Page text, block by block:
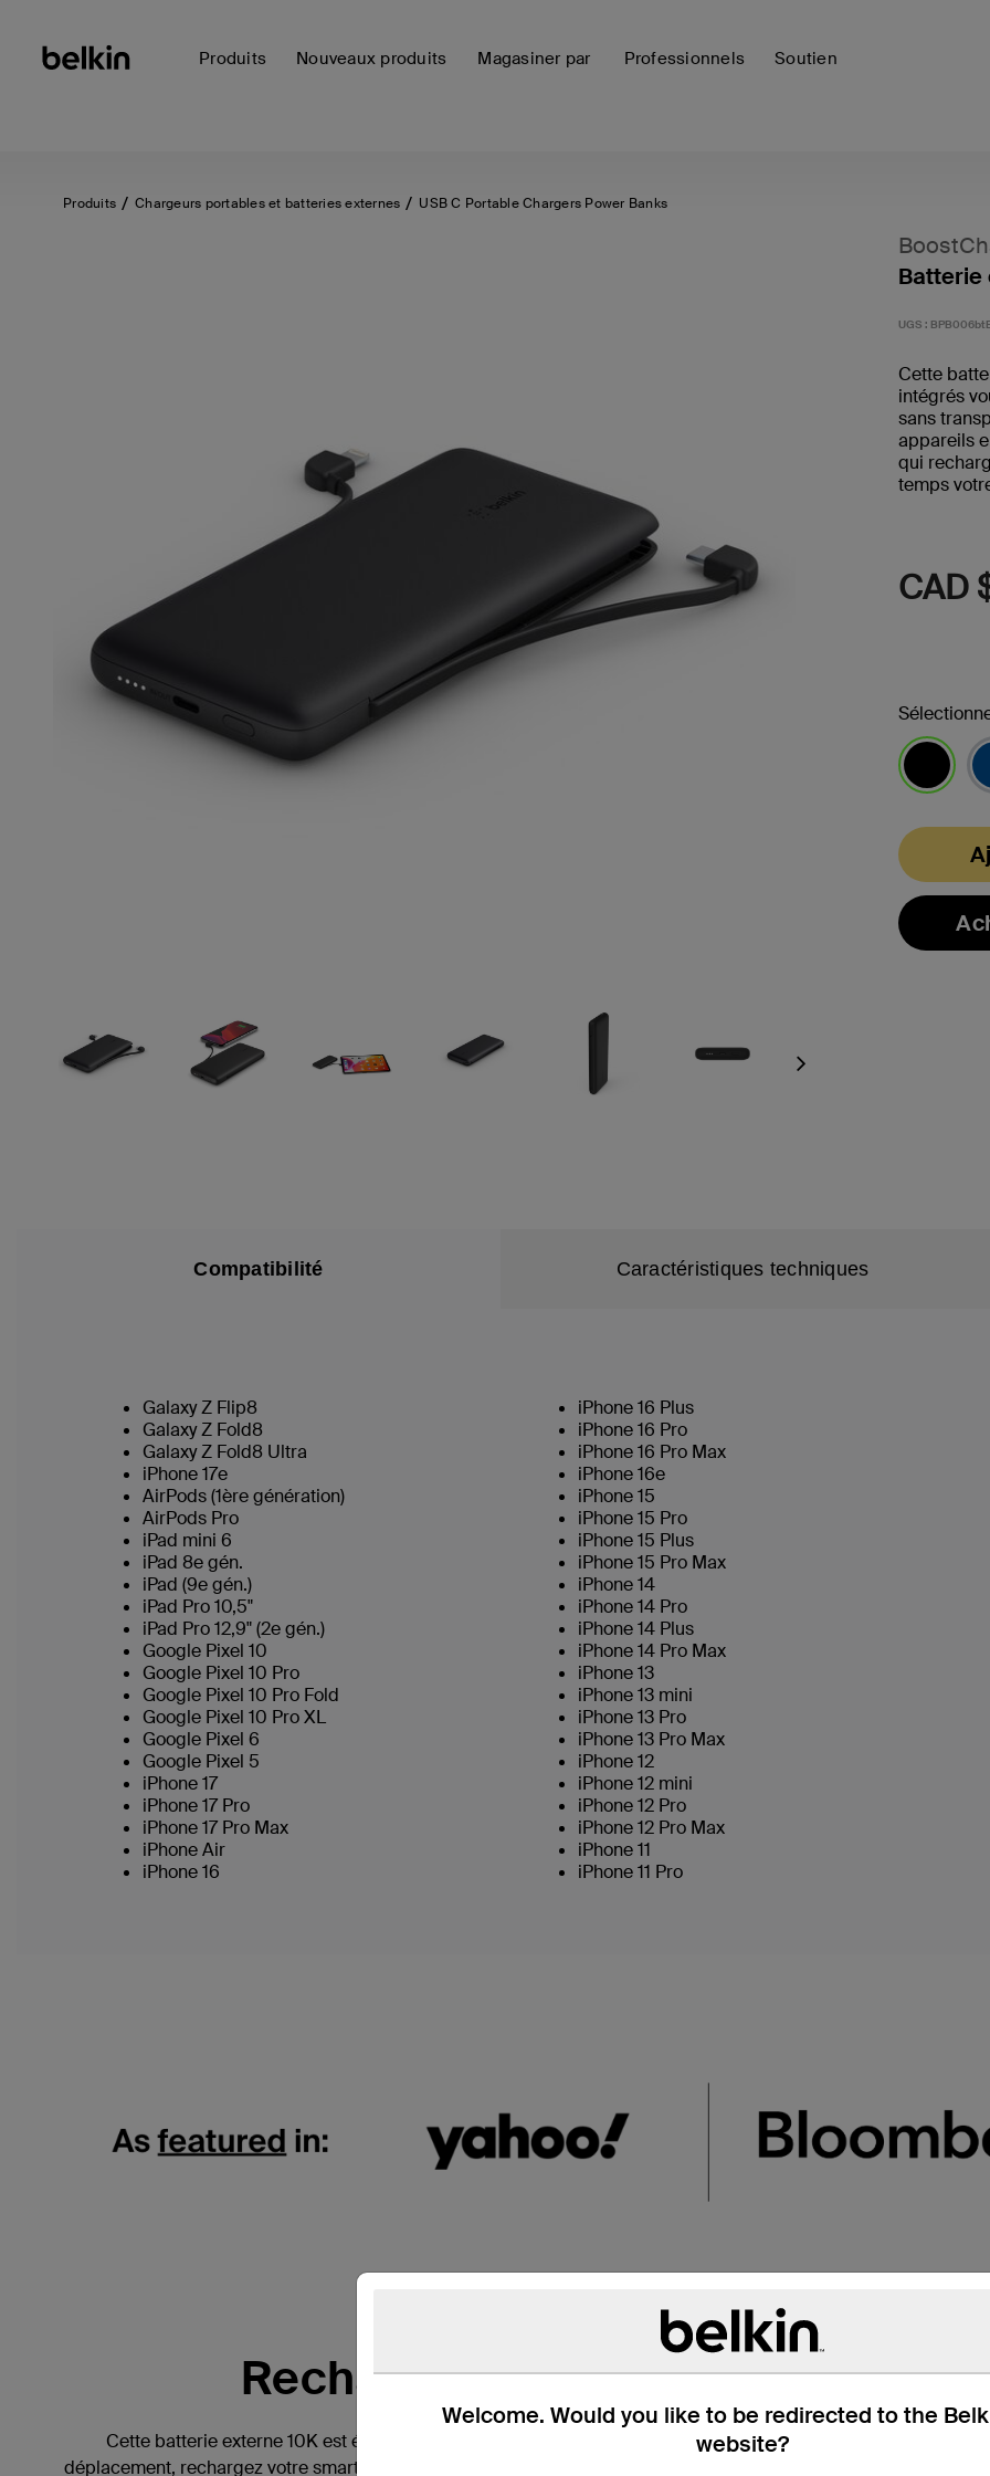
Produits Nouveaux produits Magasiner par Professionnels Soutien
Welcome. Would you like to be redirected to the
website?
Produits Chargeurs portables et batteries externes USB C Portable Chargers Power Banks
Next
Batterie
UGS :
Cette
intégrés
sans
appareils
qui
temps
CAD
Compatibilité Caractéristiques techniques
Galaxy Z Flip8
Galaxy Z Fold8
Galaxy Z Fold8 Ultra
iPhone 17e
AirPods (1ère génération)
AirPods Pro
iPad mini 6
iPad 8e gén.
iPad (9e gén.)
iPad Pro 10,5"
iPad Pro 12,9" (2e gén.)
Google Pixel 10
Google Pixel 10 Pro
Google Pixel 10 Pro Fold
Google Pixel 10 Pro XL
Google Pixel 6
Google Pixel 5
iPhone 17
iPhone 17 Pro
iPhone 17 Pro Max
iPhone Air
iPhone 16
iPhone 16 Plus
iPhone 16 Pro
iPhone 16 Pro Max
iPhone 16e
iPhone 15
iPhone 15 Pro
iPhone 15 Plus
iPhone 15 Pro Max
iPhone 14
iPhone 14 Pro
iPhone 14 Plus
iPhone 14 Pro Max
iPhone 13
iPhone 13 mini
iPhone 13 Pro
iPhone 13 Pro Max
iPhone 12
iPhone 12 mini
iPhone 12 Pro
iPhone 12 Pro Max
iPhone 11
iPhone 11 Pro
Recharge nomade sans câbles
Cette batterie externe 10K est équipée de câbles intégrés. Vous n’avez donc plus besoin de penser à
déplacement, rechargez votre smartphone et tablette avec les câbles intégrés Lightning et USB-C. Profitez de la